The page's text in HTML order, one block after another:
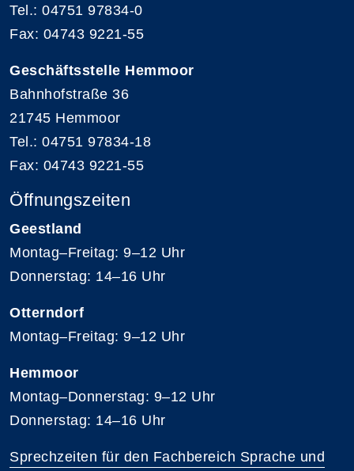
Tel.: 04751 97834-0
Fax: 04743 9221-55
Geschäftsstelle Hemmoor
Bahnhofstraße 36
21745 Hemmoor
Tel.: 04751 97834-18
Fax: 04743 9221-55
Öffnungszeiten
Geestland
Montag–Freitag: 9–12 Uhr
Donnerstag: 14–16 Uhr
Otterndorf
Montag–Freitag: 9–12 Uhr
Hemmoor
Montag–Donnerstag: 9–12 Uhr
Donnerstag: 14–16 Uhr
Sprechzeiten für den Fachbereich Sprache und